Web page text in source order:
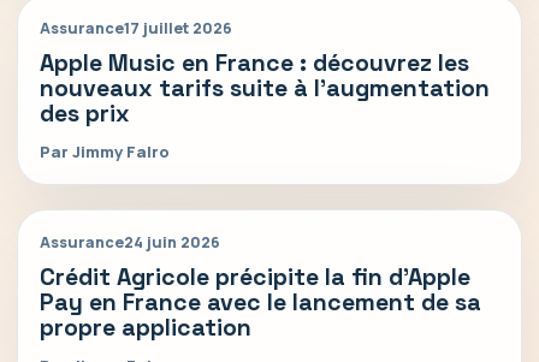
Assurance17 juillet 2026
Apple Music en France : découvrez les
nouveaux tarifs suite à l’augmentation
des prix
Par Jimmy Falro
Assurance24 juin 2026
Crédit Agricole précipite la fin d’Apple
Pay en France avec le lancement de sa
propre application